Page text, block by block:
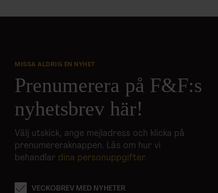
MISSA ALDRIG EN NYHET
Prenumerera på F&F:s
nyhetsbrev här!
Välj utskick, ange mejladress och klicka på
prenumereraknappen. Läs om hur vi
behandlar dina personuppgifter.
VECKOBREV MED NYHETER